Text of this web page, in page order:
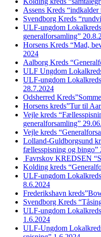
Assens Kreds
Svendborg Kreds
ULF-ungdom
generalforsamling”
Horsens Kreds “Mad,
2024
Aalborg Kreds
ULF Ungdom
ULF-ungdom
28.7.2024
Odsherred
Horsens kreds”Tur til
Vejle kreds
generalforsamling”
Vejle kreds
Lolland-Guldborgsund
fællesspisning og bingo”
Favrskov KREDSEN
Kolding kreds
ULF-ungdom
8.6.2024
Frederikshavn
Svendborg Kreds
ULF-ungdom
1.6.2024
ULF-Ungdom